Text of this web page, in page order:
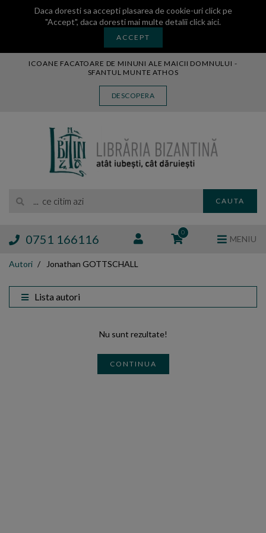
Daca doresti sa accepti plasarea de cookie-uri click pe
"Accept", daca doresti mai multe detaliiclick aici.
ACCEPT
ICOANE FACATOARE DE MINUNI ALE MAICII DOMNULUI -
SFANTUL MUNTE ATHOS
DESCOPERA
CAUTA
0751 166116 0
MENIU
MANASTIREA VATOPEDI
BLOG
TAMAIE
Autori Jonathan GOTTSCHALL
Lista autori
Nu sunt rezultate!
CONTINUA